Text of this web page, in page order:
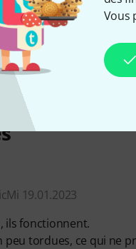
Vous
19.01.2023
ils fonctionnent.
tordues, ce qui ne